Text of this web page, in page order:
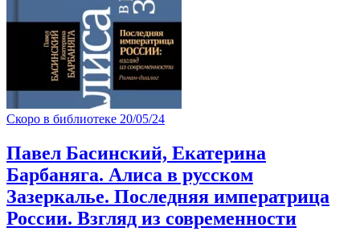
Скоро в библиотеке 20/05/24
Павел Басинский, Екатерина
Барбаняга. Алиса в русском
Зазеркалье. Последняя императрица
России. Взгляд из современности